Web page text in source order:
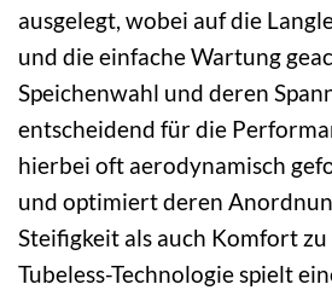
ausgelegt, wobei auf die
und die einfache Wartung
Speichenwahl und deren
entscheidend für die
hierbei oft aerodynamisch
und optimiert deren
Steifigkeit als auch Komfort
Tubeless-Technologie spielt